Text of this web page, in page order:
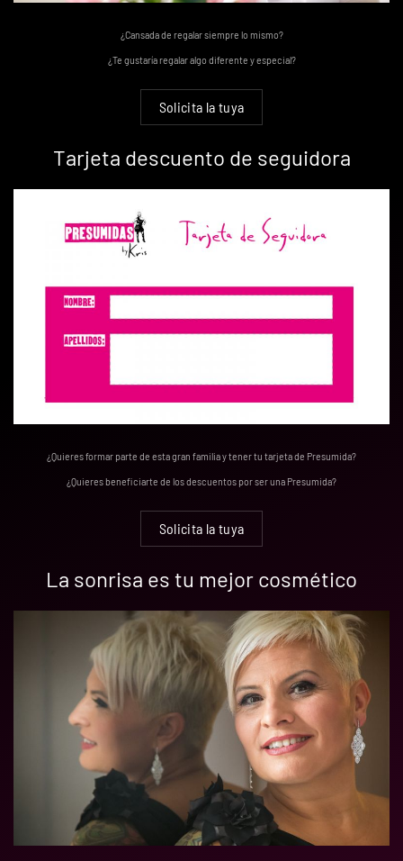
¿Cansada de regalar siempre lo mismo?
¿Te gustaría regalar algo diferente y especial?
Solicita la tuya
Tarjeta descuento de seguidora
¿Quieres formar parte de esta gran familia y tener tu tarjeta de Presumida?
¿Quieres beneficiarte de los descuentos por ser una Presumida?
Solicita la tuya
La sonrisa es tu mejor cosmético